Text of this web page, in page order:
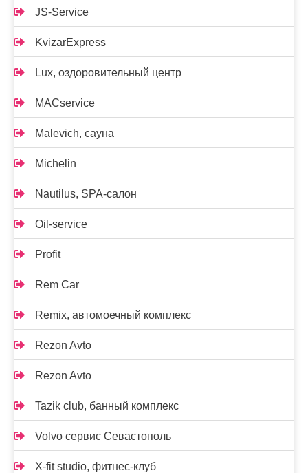
JS-Service
KvizarExpress
Lux, оздоровительный центр
MACservice
Malevich, сауна
Michelin
Nautilus, SPA-салон
Oil-service
Profit
Rem Car
Remix, автомоечный комплекс
Rezon Avto
Rezon Avto
Tazik club, банный комплекс
Volvo сервис Севастополь
X-fit studio, фитнес-клуб